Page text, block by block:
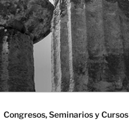
Congresos, Seminarios y Cursos